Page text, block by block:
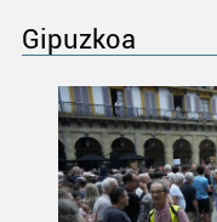
Gipuzkoa